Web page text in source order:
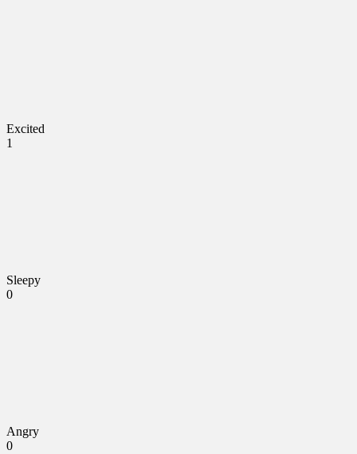
Excited
1
Sleepy
0
Angry
0